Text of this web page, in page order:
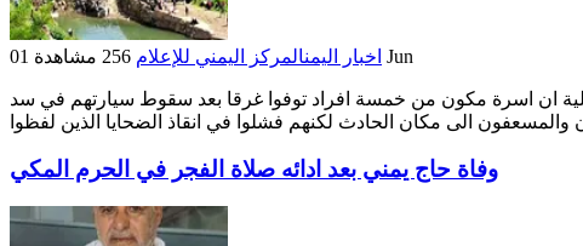
اخبار اليمنالمركز اليمني للإعلام 01 Jun
ان اسرة مكون من خمسة افراد توفوا غرقا بعد سقوط سيارتهم في سد
وفاة حاج يمني بعد ادائه صلاة الفجر في الحرم المكي